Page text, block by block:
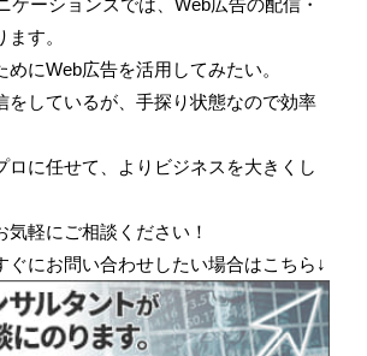
ケーションズでは、Web広告の配信・
す。
めにWeb広告を活用してみたい。
をしているが、手探り状態なので効率
ロに任せて、よりビジネスを大きくし
気軽にご相談ください！
にお問い合わせしたい場合はこちら↓